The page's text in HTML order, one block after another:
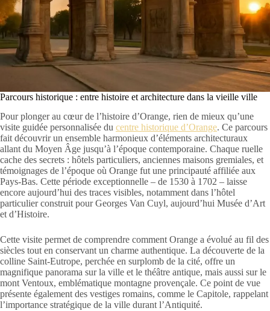
Parcours historique : entre histoire et architecture dans la vieille ville
Pour plonger au cœur de l’histoire d’Orange, rien de mieux qu’une
visite guidée personnalisée du centre historique d’Orange. Ce parcours
fait découvrir un ensemble harmonieux d’éléments architecturaux
allant du Moyen Âge jusqu’à l’époque contemporaine. Chaque ruelle
cache des secrets : hôtels particuliers, anciennes maisons gremiales, et
témoignages de l’époque où Orange fut une principauté affiliée aux
Pays-Bas. Cette période exceptionnelle – de 1530 à 1702 – laisse
encore aujourd’hui des traces visibles, notamment dans l’hôtel
particulier construit pour Georges Van Cuyl, aujourd’hui Musée d’Art
et d’Histoire.
Cette visite permet de comprendre comment Orange a évolué au fil des
siècles tout en conservant un charme authentique. La découverte de la
colline Saint-Eutrope, perchée en surplomb de la cité, offre un
magnifique panorama sur la ville et le théâtre antique, mais aussi sur le
mont Ventoux, emblématique montagne provençale. Ce point de vue
présente également des vestiges romains, comme le Capitole, rappelant
l’importance stratégique de la ville durant l’Antiquité.